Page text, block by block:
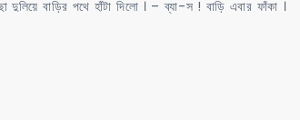
দুলিয়ে বাড়ির পথে হাঁটা দিলো । – ব্যা-স ! বাড়ি এবার ফাঁকা ।